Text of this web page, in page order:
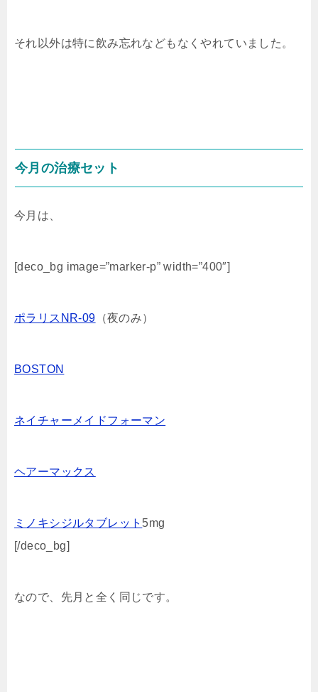
それ以外は特に飲み忘れなどもなくやれていました。
今月の治療セット
今月は、
[deco_bg image=”marker-p” width=”400″]
ポラリスNR-09 （夜のみ）
BOSTON
ネイチャーメイドフォーマン
ヘアーマックス
ミノキシジルタブレット 5mg
[/deco_bg]
なので、先月と全く同じです。